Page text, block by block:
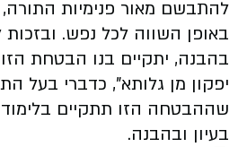
להתבשם מאור פנימיות התורה,
באופן השווה לכל נפש. ובזכות
בהבנה, יתקיים בנו הבטחת
יפקון מן גלותא", כדברי בעל
שההבטחה הזו תתקיים
בעיון ובהבנה.